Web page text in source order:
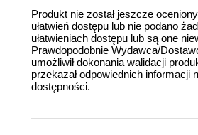
Produkt nie został jeszcze
ułatwień dostępu lub nie podano
ułatwieniach dostępu lub są one
Prawdopodobnie Wydawca/
umożliwił dokonania walidacji
przekazał odpowiednich informacji
dostępności.